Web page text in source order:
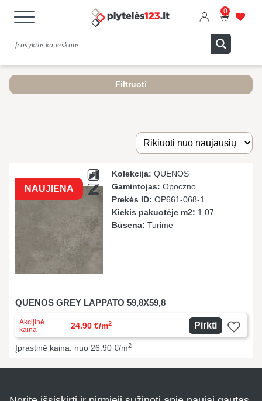
0
Filtruoti
NAUJIENA
Kolekcija: QUENOS
Gamintojas: Opoczno
Prekės ID: OP661-068-1
Kiekis pakuotėje m2: 1,07
Būsena: Turime
QUENOS GREY LAPPATO 59,8X59,8
Akcijinė
kaina
24.90 €/m2 Pirkti
Įprastinė kaina: nuo 26.90 €/m2